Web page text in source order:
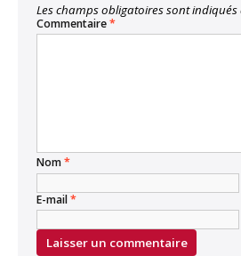
Les champs obligatoires sont indiqués
Commentaire*
Nom*
E-mail*